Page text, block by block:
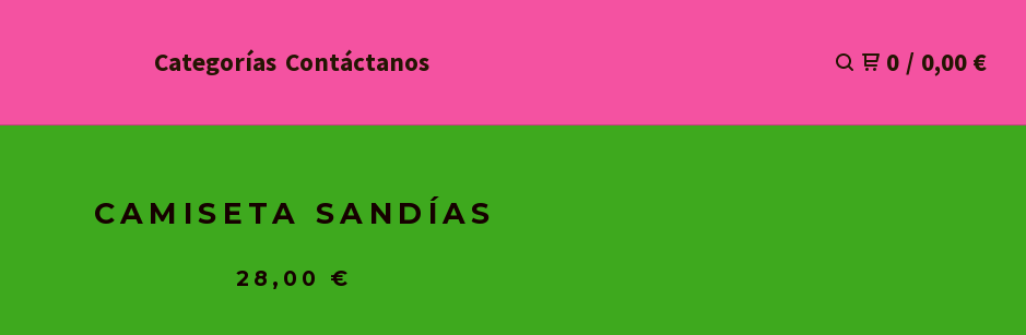
Categorías Contáctanos 0 / 0,00 €
CAMISETA SANDÍAS
28,00 €